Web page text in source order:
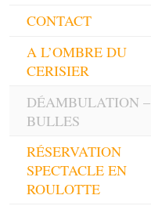
CONTACT
A L’OMBRE DU
CERISIER
DÉAMBULATION –
BULLES
RÉSERVATION
SPECTACLE EN
ROULOTTE